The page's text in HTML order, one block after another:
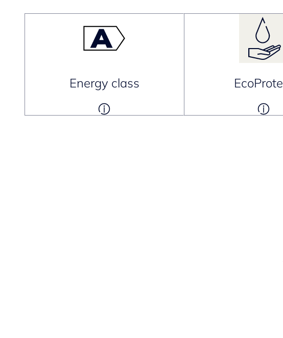
Energy class